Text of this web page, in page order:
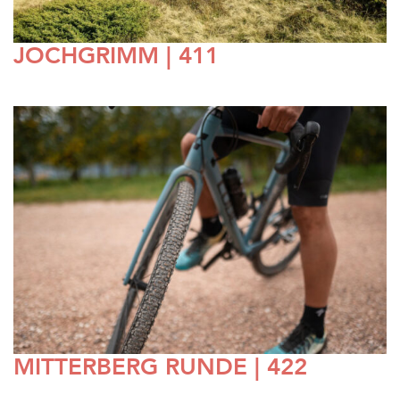
JOCHGRIMM | 411
MITTERBERG RUNDE | 422